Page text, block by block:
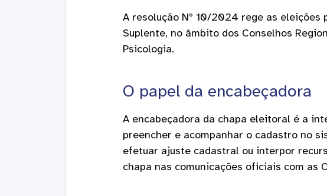
A resolução Nº 10/2024 rege as
Suplente, no âmbito dos Conselhos
Psicologia.
O papel da encabeçadora
A encabeçadora da chapa eleitoral é a
preencher e acompanhar o cadastro no
efetuar ajuste cadastral ou interpor
chapa nas comunicações oficiais com as